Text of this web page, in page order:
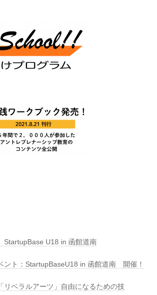
StartupBase U18 in 函館道南
ント：StartupBaseU18 in 函館道南 開催！
リベラルアーツ」自由になるための技